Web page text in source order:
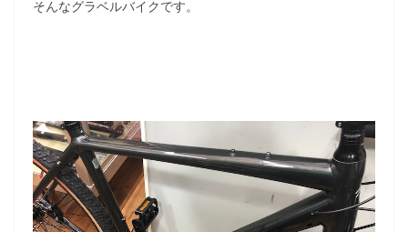
そんなグラベルバイクです。